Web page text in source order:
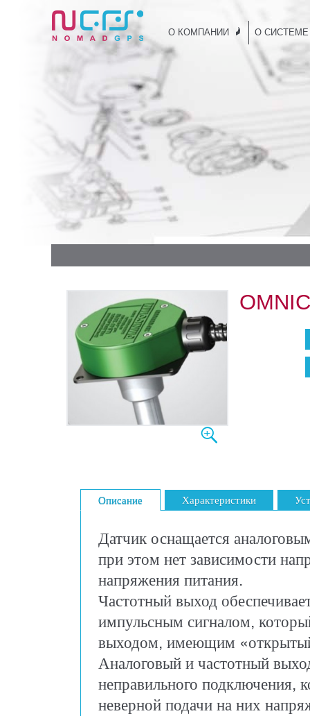
О КОМПАНИИ О СИСТЕМЕ
Описание Характеристики
Датчик оснащается
при этом нет зависимости
напряжения питания.
Частотный выход
импульсным сигналом,
выходом, имеющим
Аналоговый и частотный
неправильного подключения,
неверной подачи на них